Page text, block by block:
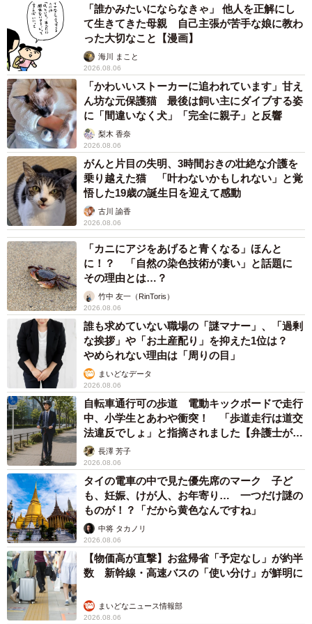
7/9
侘家古暦堂 祇園花見小路本店の店内
「父は、息子が2人産まれたら、事業をふたつ作りなさいと
言われていたみたいで、洋菓子と飲食の事業を用意してく
れていました。いろいろな変遷はあったんですけど、今は
『鶏料理 侘家古暦堂』を僕はやっています」と、役割分担
について康太朗さんは話します。同店は「ミシュランガイ
ド京都・大阪」にセレクトされており、菓子ブランドとし
て「チーズスフレ 料理長の帽子」が人気の「菓子wabiya」
も展開しています。
ふたりが入社したときには、2007年に発売されたお濃茶
ラングドシャ「茶の菓」が京都土産として大ヒットしてい
て、すでに会社は大きく飛躍していました。「父と祖父の
力で、僕らが入ったときは会社の状態は良かった。もとも
と継ぐ気がなかったので、しょぼい話なんですけど、こう
いうふうな会社にしたいとか大きな志とかが当時はなく
て…」と優太朗さん。
しかし、コロナ禍に襲われます。「ぼんぼんで育ってき
たので、苦しい売り上げが続いたコロナ禍を経験したこと
は大きいですね。僕らも会社も切り替わりました」と、大
きな転機になったと振り返ります。
「誰かみたいにならなきゃ」 他人を正解にし
て生きてきた母親 自己主張が苦手な娘に教わ
った大切なこと【漫画】
海川 まこと
2026.08.06
「かわいいストーカーに追われています」甘え
ん坊な元保護猫 最後は飼い主にダイブする姿
に「間違いなく犬」「完全に親子」と反響
梨木 香奈
2026.08.06
がんと片目の失明、3時間おきの壮絶な介護を
乗り越えた猫 「叶わないかもしれない」と覚
悟した19歳の誕生日を迎えて感動
古川 諭香
2026.08.06
「カニにアジをあげると青くなる」ほんと
に！？ 「自然の染色技術が凄い」と話題に
その理由とは…？
竹中 友一（RinToris）
2026.08.06
誰も求めていない職場の「謎マナー」、「過剰
な挨拶」や「お土産配り」を抑えた1位は？
やめられない理由は「周りの目」
まいどなデータ
2026.08.06
自転車通行可の歩道 電動キックボードで走行
中、小学生とあわや衝突！ 「歩道走行は道交
法違反でしょ」と指摘されました【弁護士が解
説】長澤 芳子
2026.08.06
タイの電車の中で見た優先席のマーク 子ど
も、妊娠、けが人、お年寄り… 一つだけ謎の
ものが！？「だから黄色なんですね」
中将 タカノリ
2026.08.06
【物価高が直撃】お盆帰省「予定なし」が約半
数 新幹線・高速バスの「使い分け」が鮮明に
まいどなニュース情報部
2026.08.06